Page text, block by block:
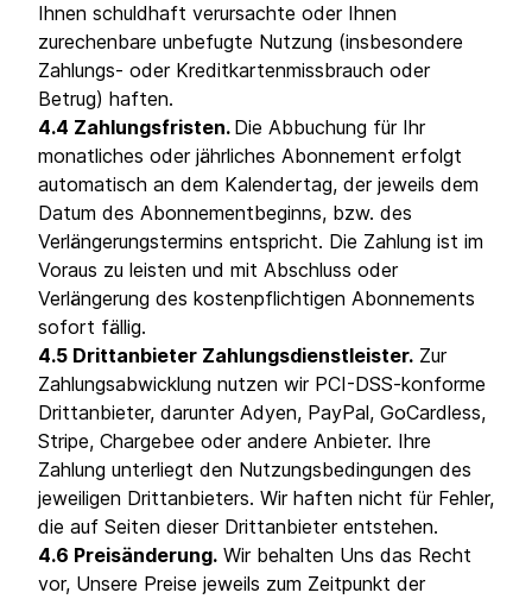
Ihnen schuldhaft verursachte oder Ihnen
zurechenbare unbefugte Nutzung (insbesondere
Zahlungs- oder Kreditkartenmissbrauch oder
Betrug) haften.
4.4 Zahlungsfristen. Die Abbuchung für Ihr
monatliches oder jährliches Abonnement erfolgt
automatisch an dem Kalendertag, der jeweils dem
Datum des Abonnementbeginns, bzw. des
Verlängerungstermins entspricht. Die Zahlung ist im
Voraus zu leisten und mit Abschluss oder
Verlängerung des kostenpflichtigen Abonnements
sofort fällig.
4.5 Drittanbieter Zahlungsdienstleister. Zur
Zahlungsabwicklung nutzen wir PCI-DSS-konforme
Drittanbieter, darunter Adyen, PayPal, GoCardless,
Stripe, Chargebee oder andere Anbieter. Ihre
Zahlung unterliegt den Nutzungsbedingungen des
jeweiligen Drittanbieters. Wir haften nicht für Fehler,
die auf Seiten dieser Drittanbieter entstehen.
4.6 Preisänderung. Wir behalten Uns das Recht
vor, Unsere Preise jeweils zum Zeitpunkt der